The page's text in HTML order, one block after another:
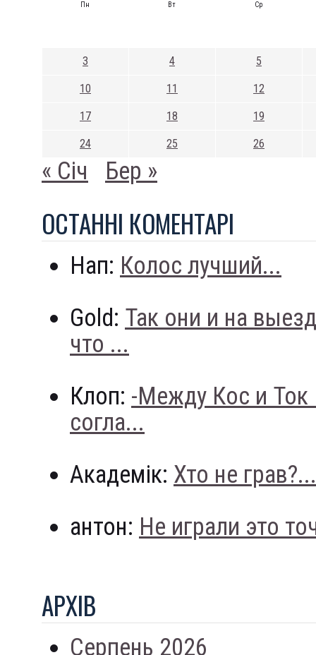
Пн Вт Ср
3 4 5
10 11 12
17 18 19
24 25 26
« Січ Бер »
ОСТАННI КОМЕНТАРI
Нап: Колос лучший...
Gold: Так они и на
что ...
Клоп: -Между Кос и
согла...
Академік: Хто не грав?...
антон: Не играли это
АРХIВ
Серпень 2026